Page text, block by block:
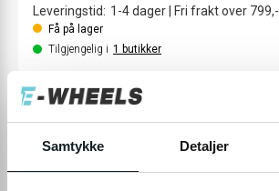
Samtykke Detaljer
Leveringstid: 1-4dager Fri frakt over 799,-
Få på lager
Tilgjengelig i 1 butikker
Fri frakt fra
799,-
1-4 dager
levering
returrett